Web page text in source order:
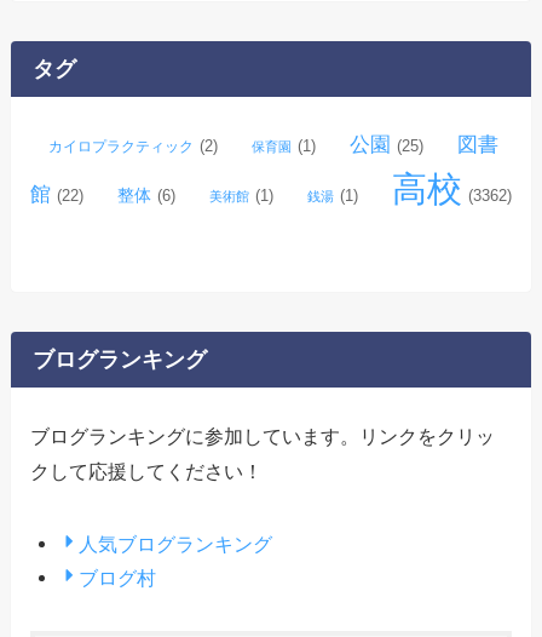
ブ
タグ
カイロプラクティック (2) 保育園 (1) 公園 (25) 図書
館 (22) 整体 (6) 美術館 (1) 銭湯 (1) 高校 (3362)
ブログランキング
ブログランキングに参加しています。リンクをクリッ
クして応援してください！
人気ブログランキング
ブログ村